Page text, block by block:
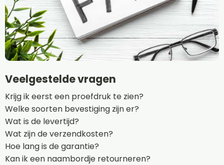
Veelgestelde vragen
Krijg ik eerst een proefdruk te zien?
Welke soorten bevestiging zijn er?
Wat is de levertijd?
Wat zijn de verzendkosten?
Hoe lang is de garantie?
Kan ik een naambordje retourneren?